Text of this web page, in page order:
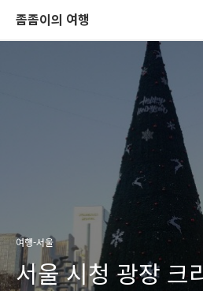
좀좀이의 여행
여행-서울
서울 시청 광장 크